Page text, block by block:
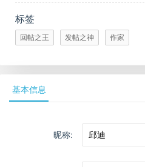
标签
回帖之王 发帖之神 作家
基本信息
昵称: